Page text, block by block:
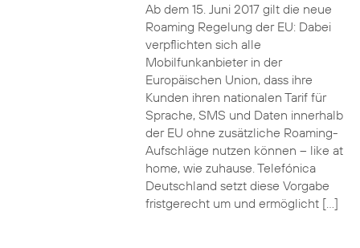
Ab dem 15. Juni 2017 gilt die neue
Roaming Regelung der EU: Dabei
verpflichten sich alle
Mobilfunkanbieter in der
Europäischen Union, dass ihre
Kunden ihren nationalen Tarif für
Sprache, SMS und Daten innerhalb
der EU ohne zusätzliche Roaming-
Aufschläge nutzen können – like at
home, wie zuhause. Telefónica
Deutschland setzt diese Vorgabe
fristgerecht um und ermöglicht […]